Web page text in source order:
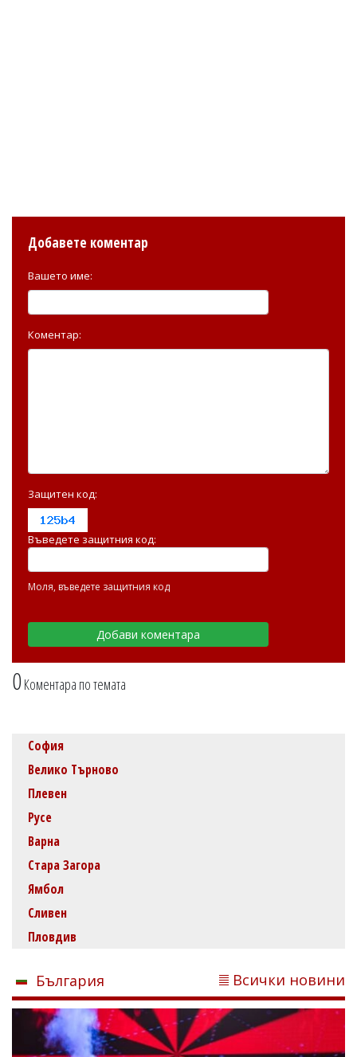
0Коментара по темата
Добавете коментар
Вашето име:
Коментар:
Защитен код:
Въведете защитния код:
Моля, въведете защитния код
София
Велико Търново
Плевен
Русе
Варна
Стара Загора
Ямбол
Сливен
Пловдив
България Всички новини